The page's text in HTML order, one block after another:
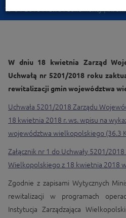
19-04-2018
W dniu 18 kwietnia Zarząd
Uchwałą nr 5201/2018 roku
rewitalizacji gmin województwa
Uchwała 5201/2018 Zarządu
18 kwietnia 2018 r. ws. wpisu na
województwa wielkopolskiego (36.3
Załącznik nr 1 do Uchwały 5201/
Wielkopolskiego z 18 kwietnia 2018
Zgodnie z zapisami Wytycznych
rewitalizacji w programach
Instytucja Zarządzająca